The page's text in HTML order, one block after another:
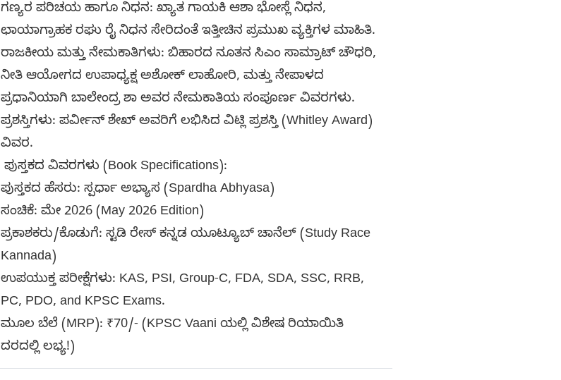
ಗಣ್ಯರ ಪರಿಚಯ ಹಾಗೂ ನಿಧನ: ಖ್ಯಾತ ಗಾಯಕಿ ಆಶಾ ಭೋಸ್ಲೆ ನಿಧನ,
ಛಾಯಾಗ್ರಾಹಕ ರಘು ರೈ ನಿಧನ ಸೇರಿದಂತೆ ಇತ್ತೀಚಿನ ಪ್ರಮುಖ ವ್ಯಕ್ತಿಗಳ ಮಾಹಿತಿ.
ರಾಜಕೀಯ ಮತ್ತು ನೇಮಕಾತಿಗಳು: ಬಿಹಾರದ ನೂತನ ಸಿಎಂ ಸಾಮ್ರಾಟ್ ಚೌಧರಿ,
ನೀತಿ ಆಯೋಗದ ಉಪಾಧ್ಯಕ್ಷ ಅಶೋಕ್ ಲಾಹೋರಿ, ಮತ್ತು ನೇಪಾಳದ
ಪ್ರಧಾನಿಯಾಗಿ ಬಾಲೇಂದ್ರ ಶಾ ಅವರ ನೇಮಕಾತಿಯ ಸಂಪೂರ್ಣ ವಿವರಗಳು.
ಪ್ರಶಸ್ತಿಗಳು: ಪರ್ವೀನ್ ಶೇಖ್ ಅವರಿಗೆ ಲಭಿಸಿದ ವಿಟ್ಲಿ ಪ್ರಶಸ್ತಿ (Whitley Award)
ವಿವರ.
ಪುಸ್ತಕದ ವಿವರಗಳು (Book Specifications):
ಪುಸ್ತಕದ ಹೆಸರು: ಸ್ಪರ್ಧಾ ಅಭ್ಯಾಸ (Spardha Abhyasa)
ಸಂಚಿಕೆ: ಮೇ 2026 (May 2026 Edition)
ಪ್ರಕಾಶಕರು/ಕೊಡುಗೆ: ಸ್ಟಡಿ ರೇಸ್ ಕನ್ನಡ ಯೂಟ್ಯೂಬ್ ಚಾನೆಲ್ (Study Race
Kannada)
ಉಪಯುಕ್ತ ಪರೀಕ್ಷೆಗಳು: KAS, PSI, Group-C, FDA, SDA, SSC, RRB,
PC, PDO, and KPSC Exams.
ಮೂಲ ಬೆಲೆ (MRP): ₹70/- (KPSC Vaani ಯಲ್ಲಿ ವಿಶೇಷ ರಿಯಾಯಿತಿ
ದರದಲ್ಲಿ ಲಭ್ಯ!)